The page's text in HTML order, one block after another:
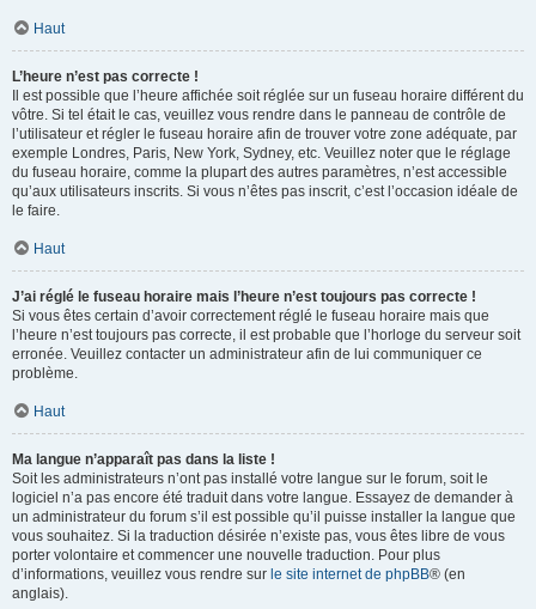
Haut
L’heure n’est pas correcte !
Il est possible que l’heure affichée soit réglée sur un fuseau horaire différent du
vôtre. Si tel était le cas, veuillez vous rendre dans le panneau de contrôle de
l’utilisateur et régler le fuseau horaire afin de trouver votre zone adéquate, par
exemple Londres, Paris, New York, Sydney, etc. Veuillez noter que le réglage
du fuseau horaire, comme la plupart des autres paramètres, n’est accessible
qu’aux utilisateurs inscrits. Si vous n’êtes pas inscrit, c’est l’occasion idéale de
le faire.
Haut
J’ai réglé le fuseau horaire mais l’heure n’est toujours pas correcte !
Si vous êtes certain d’avoir correctement réglé le fuseau horaire mais que
l’heure n’est toujours pas correcte, il est probable que l’horloge du serveur soit
erronée. Veuillez contacter un administrateur afin de lui communiquer ce
problème.
Haut
Ma langue n’apparaît pas dans la liste !
Soit les administrateurs n’ont pas installé votre langue sur le forum, soit le
logiciel n’a pas encore été traduit dans votre langue. Essayez de demander à
un administrateur du forum s’il est possible qu’il puisse installer la langue que
vous souhaitez. Si la traduction désirée n’existe pas, vous êtes libre de vous
porter volontaire et commencer une nouvelle traduction. Pour plus
d’informations, veuillez vous rendre sur le site internet de phpBB® (en
anglais).